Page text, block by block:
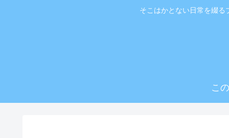
そこはかとない日常を綴
こ